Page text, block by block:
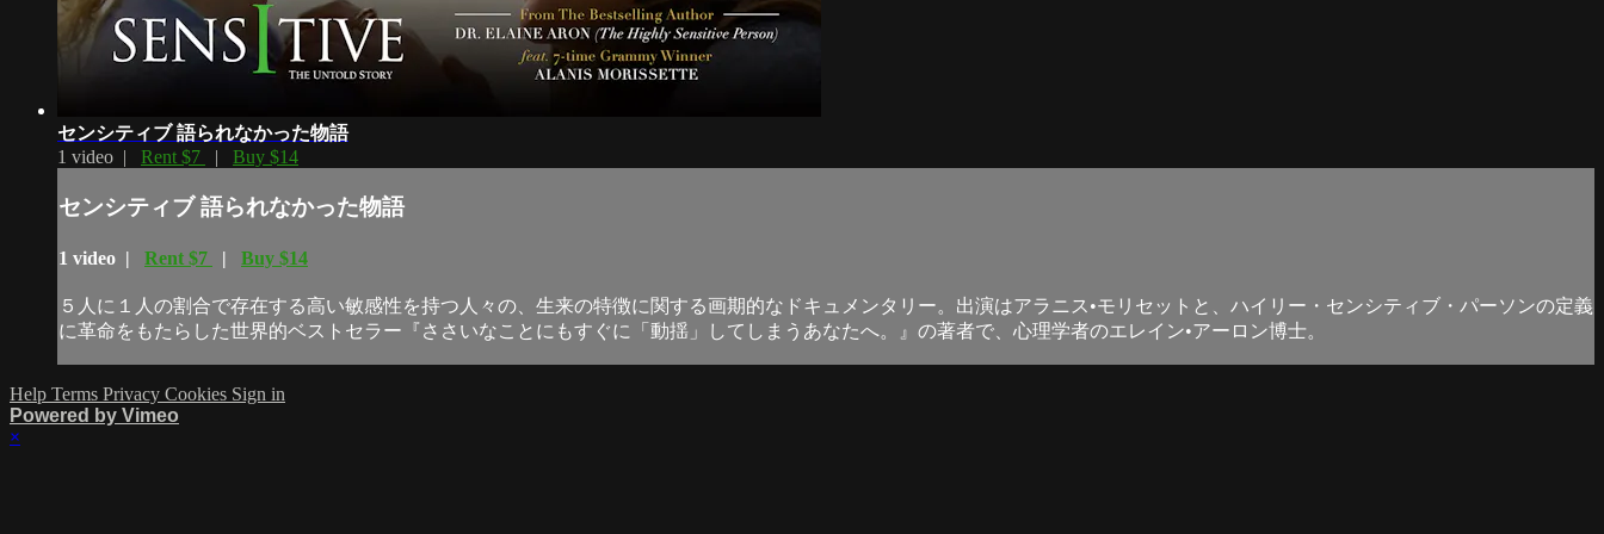
センシティブ 語られなかった物語
1 video | Rent $7 | Buy $14
センシティブ 語られなかった物語
1 video | Rent $7 | Buy $14
５人に１人の割合で存在する高い敏感性を持つ人々の、生来の特徴に関する画期的なドキュメンタリー。出演はアラニス•モリセットと、ハイリー・センシティブ・パーソンの定義
に革命をもたらした世界的ベストセラー『ささいなことにもすぐに「動揺」してしまうあなたへ。』の著者で、心理学者のエレイン•アーロン博士。
Help Terms Privacy Cookies Sign in
Powered by Vimeo
×